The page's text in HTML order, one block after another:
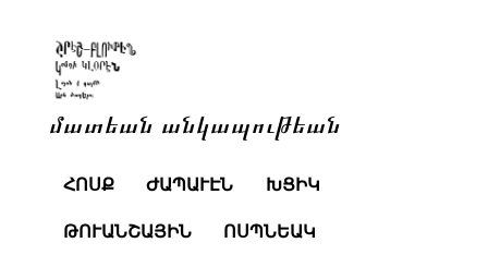
մատեան անկապութեան
ՀՈՍՔ ԺԱՊԱՒԷՆ ԽՑԻԿ
ԹՈՒԱՆՇԱՅԻՆ ՈՍՊՆԵԱԿ